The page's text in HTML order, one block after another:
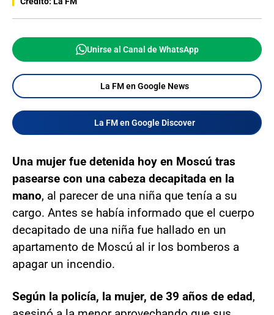
Unirse al Canal de WhatsApp
La FM en Google News
La FM en Google Discover
Una mujer fue detenida hoy en Moscú tras
pasearse con una cabeza decapitada en la
mano, al parecer de una niña que tenía a su
cargo. Antes se había informado que el cuerpo
decapitado de una niña fue hallado en un
apartamento de Moscú al ir los bomberos a
apagar un incendio.
Según la policía, la mujer, de 39 años de edad,